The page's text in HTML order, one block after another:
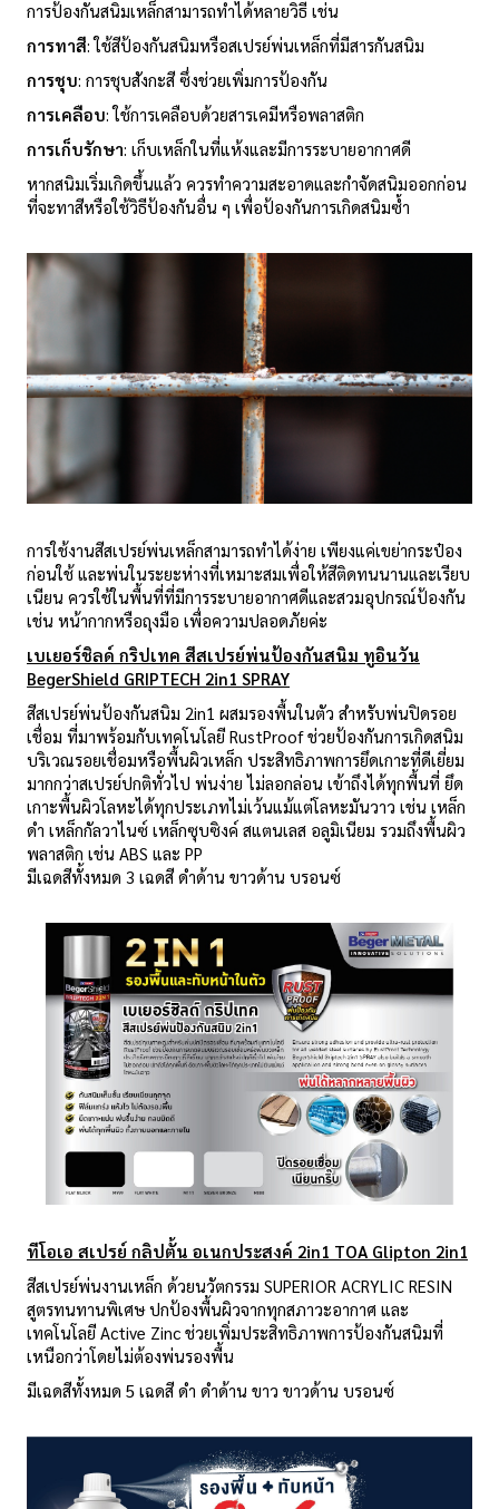
การป้องกันสนิมเหล็กสามารถทำได้หลายวิธี เช่น
การทาสี: ใช้สีป้องกันสนิมหรือสเปรย์พ่นเหล็กที่มีสารกันสนิม
การชุบ: การชุบสังกะสี ซึ่งช่วยเพิ่มการป้องกัน
การเคลือบ: ใช้การเคลือบด้วยสารเคมีหรือพลาสติก
การเก็บรักษา: เก็บเหล็กในที่แห้งและมีการระบายอากาศดี
หากสนิมเริ่มเกิดขึ้นแล้ว ควรทำความสะอาดและกำจัดสนิมออกก่อน
ที่จะทาสีหรือใช้วิธีป้องกันอื่น ๆ เพื่อป้องกันการเกิดสนิมซ้ำ
การใช้งานสีสเปรย์พ่นเหล็กสามารถทำได้ง่าย เพียงแค่เขย่ากระป๋อง
ก่อนใช้ และพ่นในระยะห่างที่เหมาะสมเพื่อให้สีติดทนนานและเรียบ
เนียน ควรใช้ในพื้นที่ที่มีการระบายอากาศดีและสวมอุปกรณ์ป้องกัน
เช่น หน้ากากหรือถุงมือ เพื่อความปลอดภัยค่ะ
เบเยอร์ชิลด์ กริปเทค สีสเปรย์พ่นป้องกันสนิม ทูอินวัน
BegerShield GRIPTECH 2in1 SPRAY
สีสเปรย์พ่นป้องกันสนิม 2in1 ผสมรองพื้นในตัว สำหรับพ่นปิดรอย
เชื่อม ที่มาพร้อมกับเทคโนโลยี RustProof ช่วยป้องกันการเกิดสนิม
บริเวณรอยเชื่อมหรือพื้นผิวเหล็ก ประสิทธิภาพการยึดเกาะที่ดีเยี่ยม
มากกว่าสเปรย์ปกติทั่วไป พ่นง่าย ไม่ลอกล่อน เข้าถึงได้ทุกพื้นที่ ยึด
เกาะพื้นผิวโลหะได้ทุกประเภทไม่เว้นแม้แต่โลหะมันวาว เช่น เหล็ก
ดำ เหล็กกัลวาไนซ์ เหล็กซุบซิงค์ สแตนเลส อลูมิเนียม รวมถึงพื้นผิว
พลาสติก เช่น ABS และ PP
มีเฉดสีทั้งหมด 3 เฉดสี ดำด้าน ขาวด้าน บรอนซ์
ทีโอเอ สเปรย์ กลิปตั้น อเนกประสงค์ 2in1 TOA Glipton 2in1
สีสเปรย์พ่นงานเหล็ก ด้วยนวัตกรรม SUPERIOR ACRYLIC RESIN
สูตรทนทานพิเศษ ปกป้องพื้นผิวจากทุกสภาวะอากาศ และ
เทคโนโลยี Active Zinc ช่วยเพิ่มประสิทธิภาพการป้องกันสนิมที่
เหนือกว่าโดยไม่ต้องพ่นรองพื้น
มีเฉดสีทั้งหมด 5 เฉดสี ดำ ดำด้าน ขาว ขาวด้าน บรอนซ์